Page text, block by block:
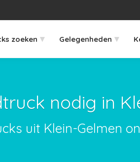
zoeken ▾ Gelegenheden ▾
nodig in
uit Klein-Gelmen